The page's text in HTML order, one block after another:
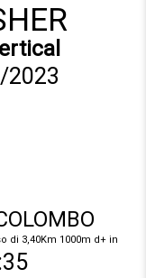
di 3,40Km 1000m d+ in
2023